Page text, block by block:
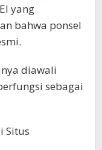
yang
bahwa ponsel
diawali
sebagai
Situs